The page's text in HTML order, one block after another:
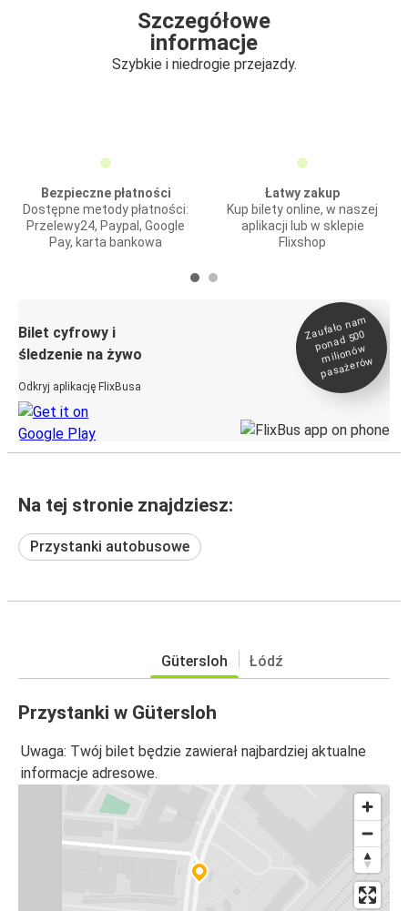
Szczegółowe
informacje
Szybkie i niedrogie przejazdy.
Bezpieczne płatności
Dostępne metody płatności:
Przelewy24, Paypal, Google
Pay, karta bankowa
Łatwy zakup
Kup bilety online, w naszej
aplikacji lub w sklepie
Flixshop
Bilet cyfrowy i
śledzenie na żywo
Odkryj aplikację FlixBusa
Zaufało na
m
ponad 500
milionó
w
pasażeró
w
Na tej stronie znajdziesz:
Przystanki autobusowe
Gütersloh Łódź
Przystanki w Gütersloh
Uwaga: Twój bilet będzie zawierał najbardziej aktualne
informacje adresowe.